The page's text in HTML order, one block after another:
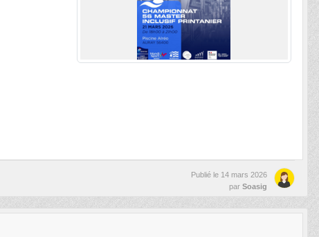
Publié le 14 mars 2026
par Soasig